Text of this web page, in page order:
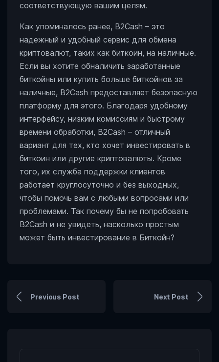
соответствующую вашим целям.
Как упоминалось ранее, B2Cash – это
надежный и удобный сервис для обмена
криптовалют, таких как биткоин, на наличные.
Если вы хотите обналичить заработанные
биткойны или купить больше биткойнов за
наличные, B2Cash предоставляет безопасную
платформу для этого. Благодаря удобному
интерфейсу, низким комиссиям и быстрому
времени обработки, B2Cash – отличный
вариант для тех, кто хочет инвестировать в
биткоин или другие криптовалюты. Кроме
того, их служба поддержки клиентов
работает круглосуточно и без выходных,
чтобы помочь вам с любыми вопросами или
проблемами. Так почему бы не попробовать
B2Cash и не увидеть, насколько простым
может быть инвестирование в Биткойн?
Previous Post Next Post